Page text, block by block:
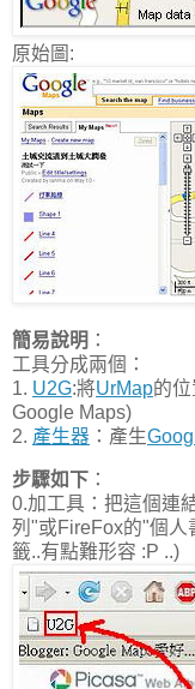
原始圖:
簡易說明 ：
工具分成兩個：
1. U2G:將UrMap的
Google Maps)
2. 產生器 ：產生
步驟如下 ：
0.加工具：把這個連
列"或FireFox的"個人
籤..有點難形容 :P ..)